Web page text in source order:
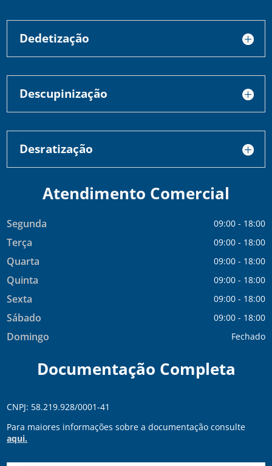
Dedetização
Descupinização
Desratização
Atendimento Comercial
Segunda 09:00 - 18:00
Terça 09:00 - 18:00
Quarta 09:00 - 18:00
Quinta 09:00 - 18:00
Sexta 09:00 - 18:00
Sábado 09:00 - 18:00
Domingo Fechado
Documentação Completa
CNPJ: 58.219.928/0001-41
Para maiores informações sobre a documentação consulte
aqui.